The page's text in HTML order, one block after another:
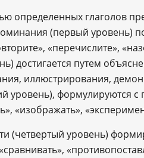
определенных глаголов
(первый уровень)
«перечислите»,
достигается путем
иллюстрирования,
уровень), формулируются
«изображать»,
(четвертый уровень)